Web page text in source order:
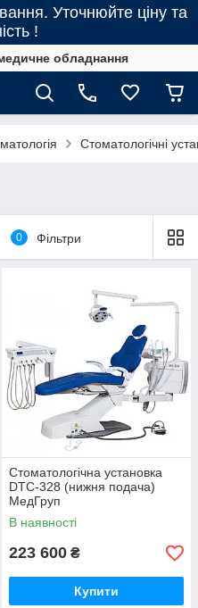
Уточнюйте ціну та
!
обладнання
Стоматологічні
0 Фільтри
Стоматологічна установка
DTC-328 (нижня подача)
МедГруп
В наявності
223 600 ₴
Купити